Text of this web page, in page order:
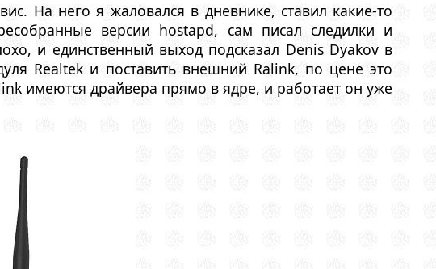
На него я жаловался в дневнике, ставил какие-то
версии hostapd, сам писал следилки и
и единственный выход подсказал Denis Dyakov в
Realtek и поставить внешний Ralink, по цене это
имеются драйвера прямо в ядре, и работает он уже